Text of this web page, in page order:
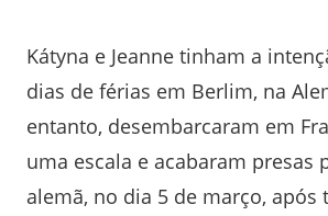
Kátyna e Jeanne tinham a
dias de férias em Berlim, na
entanto, desembarcaram em
uma escala e acabaram presas
alemã, no dia 5 de março, após